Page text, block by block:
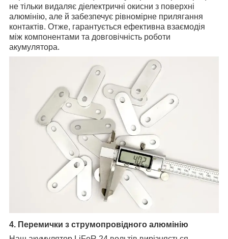
не тільки видаляє діелектричні окисни з поверхні
алюмінію, але й забезпечує рівномірне прилягання
контактів. Отже, гарантується ефективна взаємодія
між компонентами та довговічність роботи
акумулятора.
4. Перемички з струмопровідного алюмінію